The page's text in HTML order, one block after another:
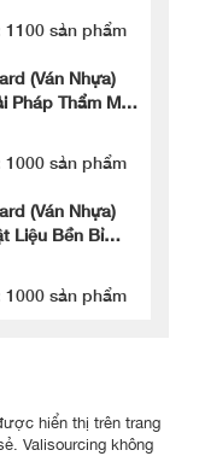
sản phẩm
(Ván Nhựa)
Pháp Thẩm Mỹ
sản phẩm
(Ván Nhựa)
Liệu Bền Bỉ
sản phẩm
hiển thị trên trang
Valisourcing không